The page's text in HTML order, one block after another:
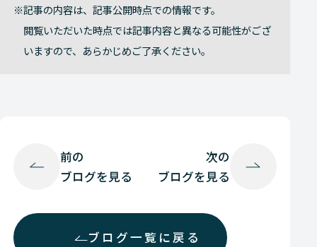
記事の内容は、記事公開時点での情報です。
閲覧いただいた時点では記事内容と異なる可能性がござ
いますので、あらかじめご了承ください。
前の
ブログを見る
ブログ一覧に戻る
次の
ブログを見る